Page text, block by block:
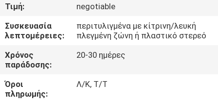
ΜΑΣ
ΕΛΆΤΕ
ΣΕ
ΕΠΑΦΉ
ΜΕ
Τιμή:
negotiable
Συσκευασία
λεπτομέρειες:
περιτυλιγμένα με κίτρινη/λευκή
πλεγμένη ζώνη ή πλαστικό στερεό
Χρόνος
παράδοσης:
20-30 ημέρες
Όροι
πληρωμής:
Λ/Κ, Τ/Τ